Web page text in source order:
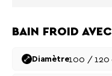
BAIN FROID
Diamètre100 / 120